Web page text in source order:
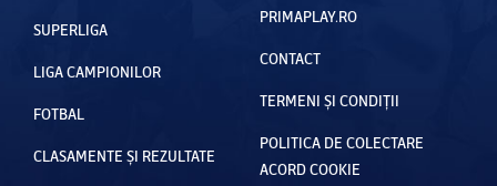
SUPERLIGA
LIGA CAMPIONILOR
FOTBAL
CLASAMENTE ȘI REZULTATE
PRIMAPLAY.RO
CONTACT
TERMENI ȘI CONDIȚII
POLITICA DE COLECTARE
ACORD COOKIE